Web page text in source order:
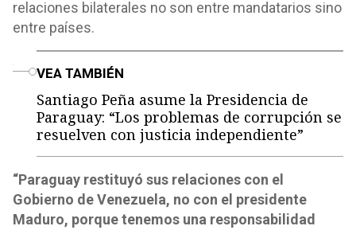
relaciones bilaterales no son entre mandatarios sino
entre países.
VEA TAMBIÉN
Santiago Peña asume la Presidencia de
Paraguay: “Los problemas de corrupción se
resuelven con justicia independiente”
“Paraguay restituyó sus relaciones con el
Gobierno de Venezuela, no con el presidente
Maduro, porque tenemos una responsabilidad